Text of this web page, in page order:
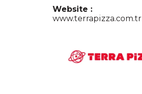
Website :
www.terrapizza.com.tr